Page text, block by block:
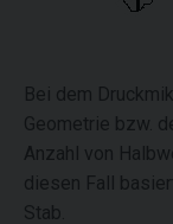
Bei dem
Geometrie bzw.
Anzahl von
diesen Fall
Stab.